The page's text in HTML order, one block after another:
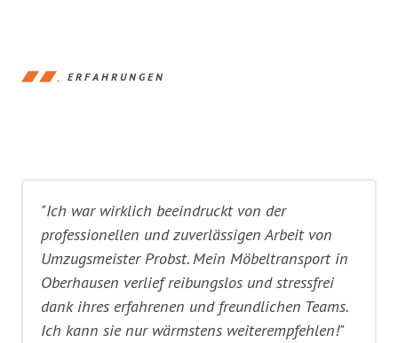
ERFAHRUNGEN
"Ich war wirklich beeindruckt von der
professionellen und zuverlässigen Arbeit von
Umzugsmeister Probst. Mein Möbeltransport in
Oberhausen verlief reibungslos und stressfrei
dank ihres erfahrenen und freundlichen Teams.
Ich kann sie nur wärmstens weiterempfehlen!"